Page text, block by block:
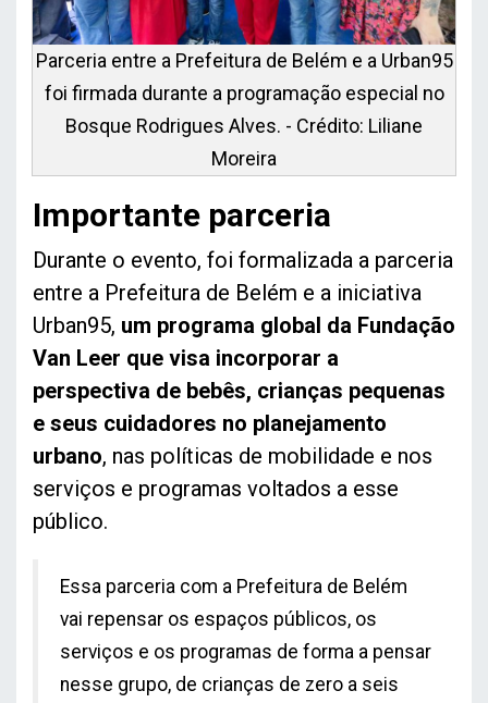
Parceria entre a Prefeitura de Belém e a Urban95
foi firmada durante a programação especial no
Bosque Rodrigues Alves. - Crédito: Liliane
Moreira
Importante parceria
Durante o evento, foi formalizada a parceria
entre a Prefeitura de Belém e a iniciativa
Urban95, um programa global da Fundação
Van Leer que visa incorporar a
perspectiva de bebês, crianças pequenas
e seus cuidadores no planejamento
urbano, nas políticas de mobilidade e nos
serviços e programas voltados a esse
público.
Essa parceria com a Prefeitura de Belém
vai repensar os espaços públicos, os
serviços e os programas de forma a pensar
nesse grupo, de crianças de zero a seis